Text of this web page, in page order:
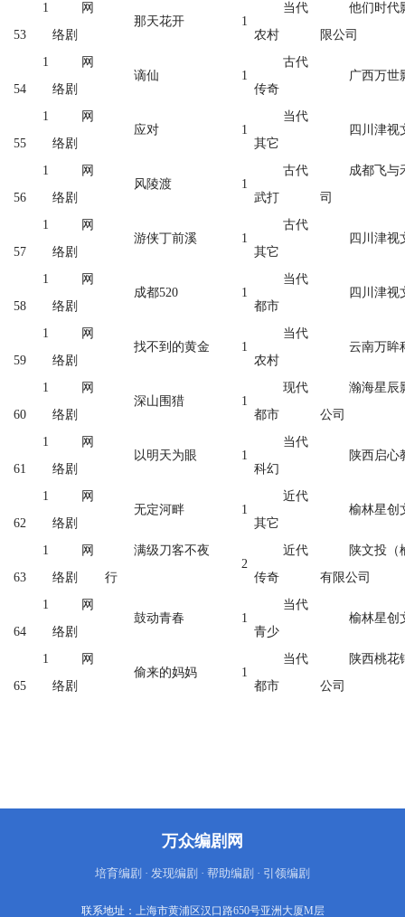
1
53
网
络剧
那天花开 1
当代
农村
他们时代
限公司
1
54
网
络剧
谪仙 1
古代
传奇
广西万世
1
55
网
络剧
应对 1
当代
其它
四川津视
1
56
网
络剧
风陵渡 1
古代
武打
成都飞与
司
1
57
网
络剧
游侠丁前溪 1
古代
其它
四川津视
1
58
网
络剧
成都520 1
当代
都市
四川津视
1
59
网
络剧
找不到的黄金 1
当代
农村
云南万眸
1
60
网
络剧
深山围猎 1
现代
都市
瀚海星辰
公司
1
61
网
络剧
以明天为眼 1
当代
科幻
陕西启心
1
62
网
络剧
无定河畔 1
近代
其它
榆林星创
1
63
网
络剧
满级刀客不夜
行
2
近代
传奇
陕文投（
有限公司
1
64
网
络剧
鼓动青春 1
当代
青少
榆林星创
1
65
网
络剧
偷来的妈妈 1
当代
都市
陕西桃花
公司
万众编剧网
培育编剧 · 发现编剧 · 帮助编剧 · 引领编剧
联系地址： 上海市黄浦区汉口路650号亚洲大厦M层